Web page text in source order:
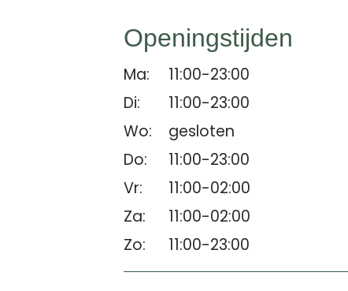
Openingstijden
Ma:
Di:
Wo:
Do:
Vr:
Za:
Zo:
11:00-23:00
11:00-23:00
gesloten
11:00-23:00
11:00-02:00
11:00-02:00
11:00-23:00